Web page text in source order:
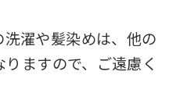
洗濯や髪染めは、他の
ますので、ご遠慮く